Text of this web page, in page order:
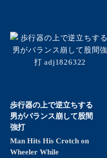
歩行器の上で逆立ちする
男がバランス崩して股間
強打
Man Hits His Crotch on
Wheeler While